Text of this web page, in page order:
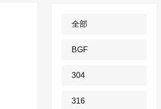
全部
BGF
304
316